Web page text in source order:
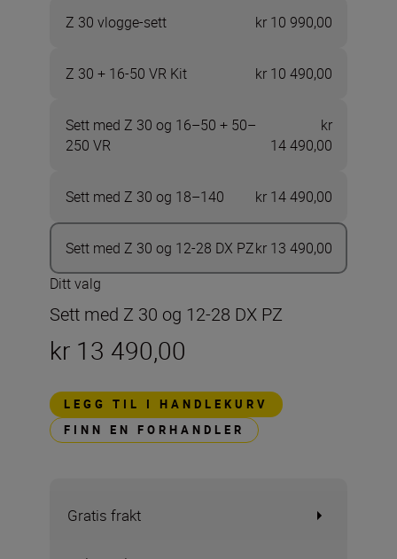
Z 30 vlogge-sett kr 10 990,00
Z 30 + 16-50 VR Kit kr 10 490,00
Sett med Z 30 og 16–50 + 50–
250 VR
kr
14 490,00
Sett med Z 30 og 18–140 kr 14 490,00
Sett med Z 30 og 12-28 DX PZkr 13 490,00
Ditt valg
Sett med Z 30 og 12-28 DX PZ
kr 13 490,00
LEGG TIL I HANDLEKURV
FINN EN FORHANDLER
Gratis frakt